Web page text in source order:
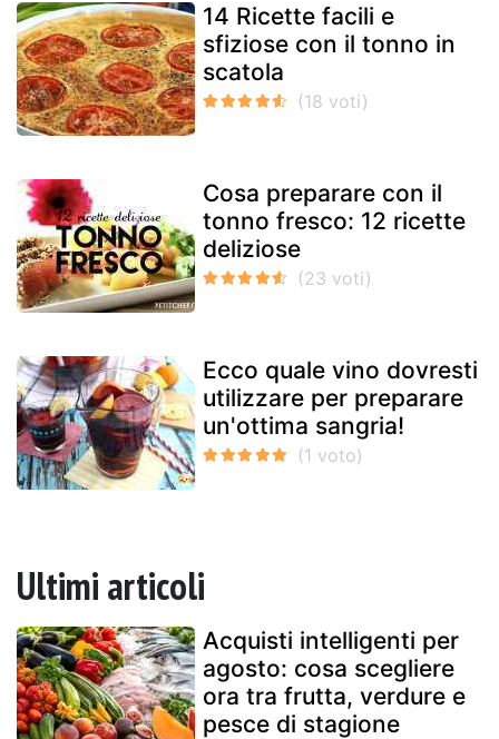
14 Ricette facili e
sfiziose con il tonno in
scatola
Cosa preparare con il
tonno fresco: 12 ricette
deliziose
Ecco quale vino dovresti
utilizzare per preparare
un'ottima sangria!
Ultimi articoli
Acquisti intelligenti per
agosto: cosa scegliere
ora tra frutta, verdure e
pesce di stagione